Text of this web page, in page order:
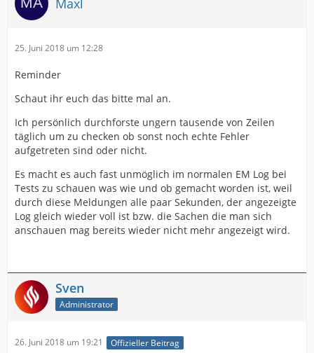
System.Collections.Generic.Dictionary`2.FindEntry(TKey
key)
at
System.Collections.Generic.Dictionary`2.ContainsKey(TK
ey key)
at
EinsatzMonitorWpf.Controller.JahesStatistikController.Re
freshModel(DateTime jahr):
System.ArgumentNullException: Value cannot be null.
Parameter name: key
at
bei
ble`1 offset, Nullable`1 limit)
offset)
bei
NetTelebot.TelegramBotClient.updateTimer_Callback(Ob
ject state):
11.05.2018 08:38:10 ERROR
Services.TelegramMessenger.TelegramMessengerClient
TelegramBot GetUpdatesError => System.Exception:
Conflict
bei
NetTelebot.TelegramBotClient.GetUpdatesInternal(Nulla
ble`1 offset, Nullable`1 limit)
25. Juni 2018 um 12:28
Reminder
Schaut ihr euch das bitte mal an.
Ich persönlich durchforste ungern tausende von Zeilen
täglich um zu checken ob sonst noch echte Fehler
aufgetreten sind oder nicht.
Es macht es auch fast unmöglich im normalen EM Log bei
Tests zu schauen was wie und ob gemacht worden ist, weil
durch diese Meldungen alle paar Sekunden, der angezeigte
Log gleich wieder voll ist bzw. die Sachen die man sich
anschauen mag bereits wieder nicht mehr angezeigt wird.
Sven
Administrator
26. Juni 2018 um 19:21 Offizieller Beitrag